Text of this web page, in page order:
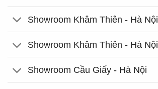
Showroom Khâm Thiên - Hà Nội
Showroom Khâm Thiên - Hà Nội
Showroom Cầu Giấy - Hà Nội